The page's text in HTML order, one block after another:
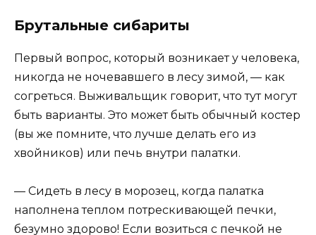
Брутальные сибариты
Первый вопрос, который возникает у человека,
никогда не ночевавшего в лесу зимой, — как
согреться. Выживальщик говорит, что тут могут
быть варианты. Это может быть обычный костер
(вы же помните, что лучше делать его из
хвойников) или печь внутри палатки.
— Сидеть в лесу в морозец, когда палатка
наполнена теплом потрескивающей печки,
безумно здорово! Если возиться с печкой не